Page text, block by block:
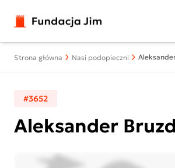
Strona główna Nasi podopieczni
#3652
Aleksander